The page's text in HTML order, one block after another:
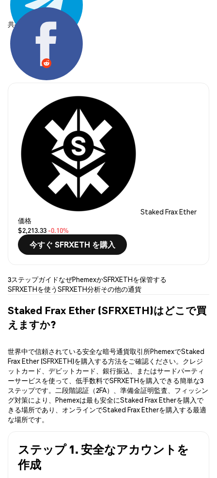
共有する:
Staked Frax Ether
価格
$2,213.33 -0.10%
今すぐ SFRXETH を購入
3ステップガイドなぜPhemexかSFRXETHを保管する
SFRXETHを使うSFRXETH分析その他の通貨
Staked Frax Ether (SFRXETH)はどこで買
えますか?
世界中で信頼されている安全な暗号通貨取引所PhemexでStaked
Frax Ether (SFRXETH)を購入する方法をご確認ください。クレジ
ットカード、デビットカード、銀行振込、またはサードパーティ
ーサービスを使って、低手数料でSFRXETHを購入できる簡単な3
ステップです。二段階認証（2FA）、準備金証明監査、フィッシン
グ対策により、Phemexは最も安全にStaked Frax Etherを購入で
きる場所であり、オンラインでStaked Frax Etherを購入する最適
な場所です。
ステップ 1. 安全なアカウントを
作成